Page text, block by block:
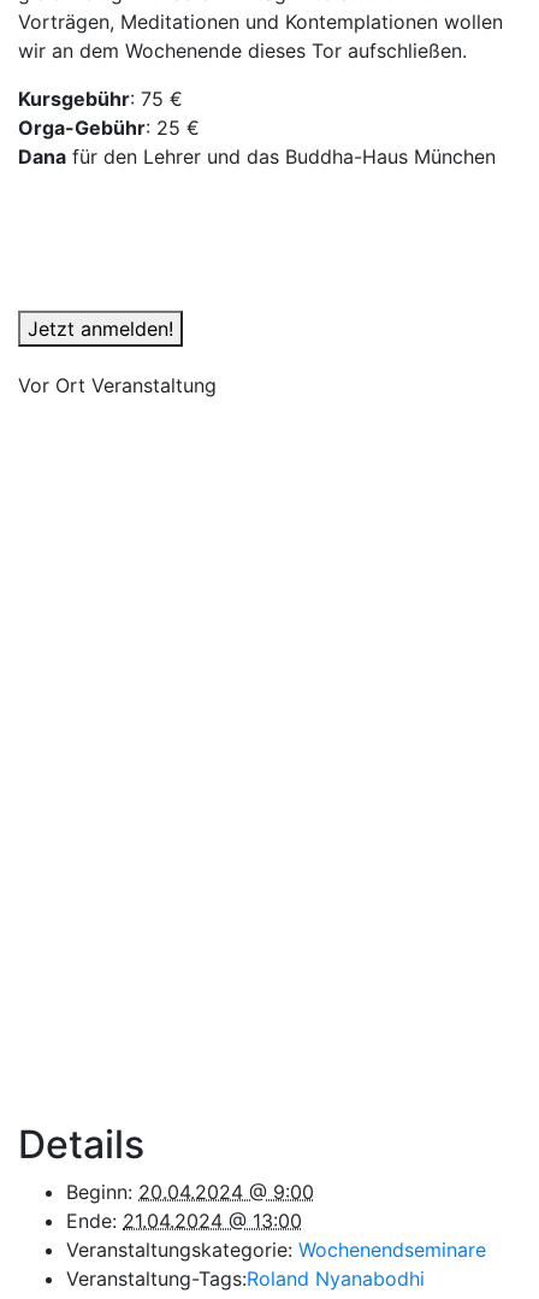
Vorträgen, Meditationen und Kontemplationen wollen
wir an dem Wochenende dieses Tor aufschließen.
Kursgebühr: 75 €
Orga-Gebühr: 25 €
Dana für den Lehrer und das Buddha-Haus München
Jetzt anmelden!
Vor Ort Veranstaltung
Details
Beginn: 20.04.2024 @ 9:00
Ende: 21.04.2024 @ 13:00
Veranstaltungskategorie: Wochenendseminare
Veranstaltung-Tags:Roland Nyanabodhi